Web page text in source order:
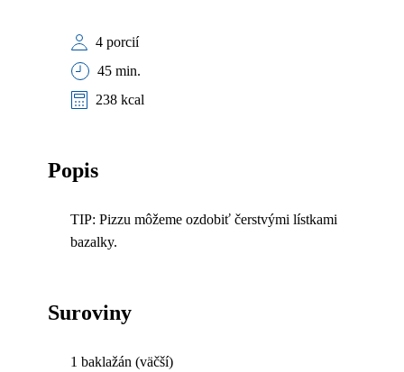
4 porcií
45 min.
238 kcal
Popis
TIP: Pizzu môžeme ozdobiť čerstvými lístkami
bazalky.
Suroviny
1 baklažán (väčší)